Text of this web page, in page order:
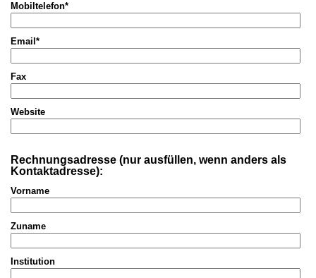
Mobiltelefon*
Email*
Fax
Website
Rechnungsadresse (nur ausfüllen, wenn anders als
Kontaktadresse):
Vorname
Zuname
Institution